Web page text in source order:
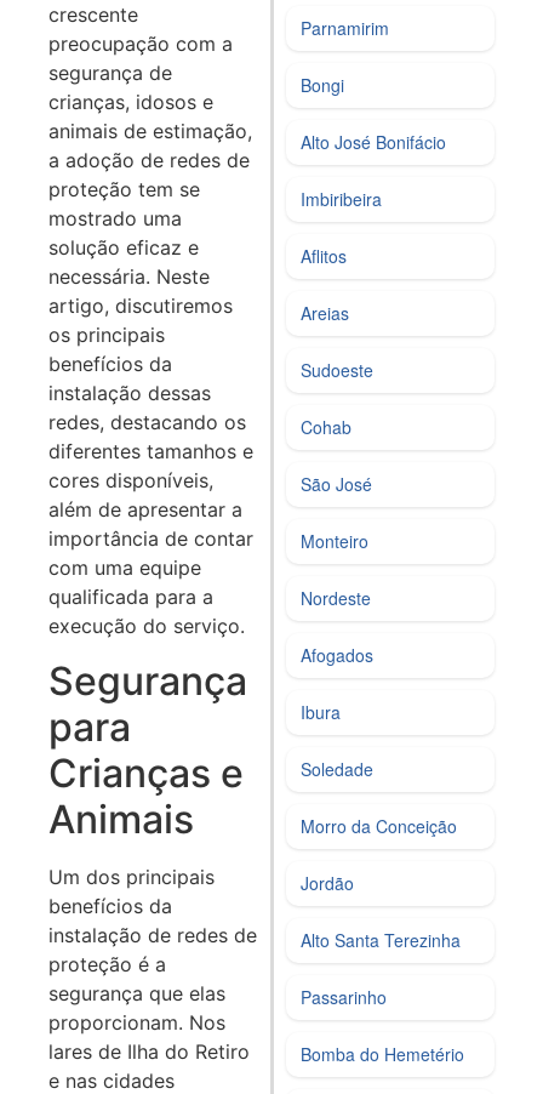
crescente
preocupação com a
segurança de
crianças, idosos e
animais de estimação,
a adoção de redes de
proteção tem se
mostrado uma
solução eficaz e
necessária. Neste
artigo, discutiremos
os principais
benefícios da
instalação dessas
redes, destacando os
diferentes tamanhos e
cores disponíveis,
além de apresentar a
importância de contar
com uma equipe
qualificada para a
execução do serviço.
Segurança
para
Crianças e
Animais
Um dos principais
benefícios da
instalação de redes de
proteção é a
segurança que elas
proporcionam. Nos
lares de Ilha do Retiro
e nas cidades
Parnamirim
Bongi
Alto José Bonifácio
Imbiribeira
Aflitos
Areias
Sudoeste
Cohab
São José
Monteiro
Nordeste
Afogados
Ibura
Soledade
Morro da Conceição
Jordão
Alto Santa Terezinha
Passarinho
Bomba do Hemetério